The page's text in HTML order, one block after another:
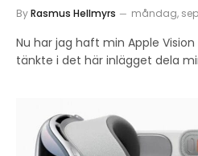
ByRasmus Hellmyrs måndag,
Nu har jag haft min Apple
tänkte i det här inlägget dela